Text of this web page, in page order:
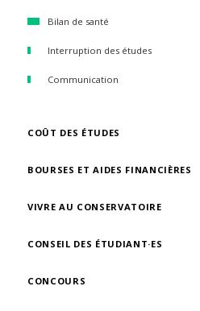
Bilan de santé
Interruption des études
Communication
COÛT DES ÉTUDES
BOURSES ET AIDES FINANCIÈRES
VIVRE AU CONSERVATOIRE
CONSEIL DES ÉTUDIANT·ES
CONCOURS